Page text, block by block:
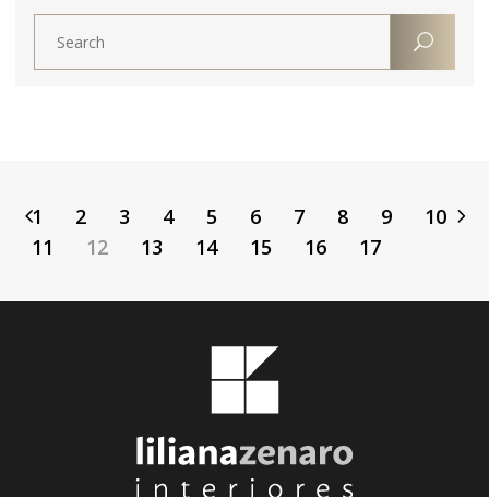
1 2 3 4 5 6 7 8 9
10
11
12 13 14 15 16 17